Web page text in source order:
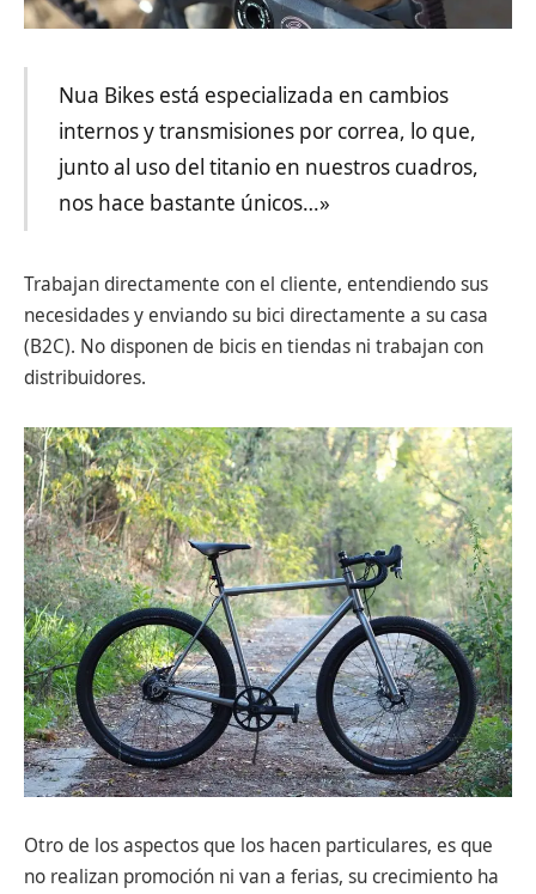
Nua Bikes está especializada en cambios
internos y transmisiones por correa, lo que,
junto al uso del titanio en nuestros cuadros,
nos hace bastante únicos…»
Trabajan directamente con el cliente, entendiendo sus
necesidades y enviando su bici directamente a su casa
(B2C). No disponen de bicis en tiendas ni trabajan con
distribuidores.
Otro de los aspectos que los hacen particulares, es que
no realizan promoción ni van a ferias, su crecimiento ha